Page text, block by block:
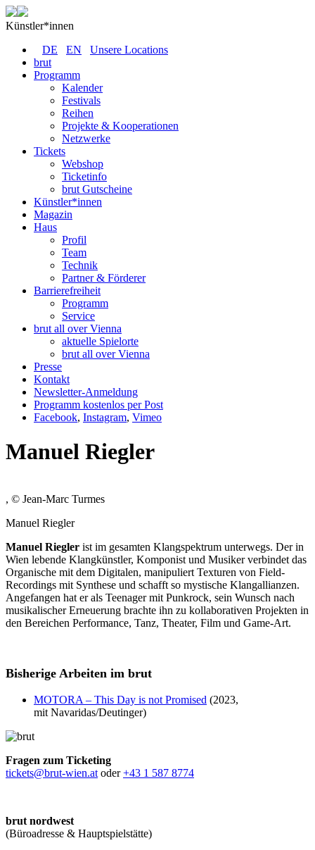
Künstler*innen
DE
EN
Unsere Locations
brut
Programm
Kalender
Festivals
Reihen
Projekte & Kooperationen
Netzwerke
Tickets
Webshop
Ticketinfo
brut Gutscheine
Künstler*innen
Magazin
Haus
Profil
Team
Technik
Partner & Förderer
Barrierefreiheit
Programm
Service
brut all over Vienna
aktuelle Spielorte
brut all over Vienna
Presse
Kontakt
Newsletter-Anmeldung
Programm kostenlos per Post
Facebook, Instagram, Vimeo
Manuel Riegler
, © Jean-Marc Turmes
Manuel Riegler
Manuel Riegler ist im gesamten Klangspektrum unterwegs. Der in
Wien lebende Klangkünstler, Komponist und Musiker verbindet das
Organische mit dem Digitalen, manipuliert Texturen von Field-
Recordings mit Synthese und schafft so mystische Klangallianzen.
Angefangen hat er als Teenager mit Punkrock, sein Wunsch nach
musikalischer Erneuerung brachte ihn zu kollaborativen Projekten in
den Bereichen Performance, Tanz, Theater, Film und Game-Art.
Bisherige Arbeiten im brut
MOTORA – This Day is not Promised (2023,
mit Navaridas/Deutinger)
Fragen zum Ticketing
tickets@brut-wien.at oder+43 1 587 8774
brut nordwest
(Büroadresse & Hauptspielstätte)